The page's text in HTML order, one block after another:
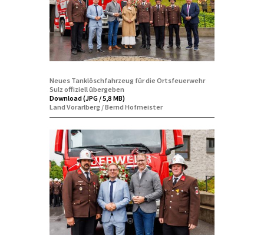
Neues Tanklöschfahrzeug für die Ortsfeuerwehr
Sulz offiziell übergeben
Download (JPG / 5,8 MB)
Land Vorarlberg / Bernd Hofmeister